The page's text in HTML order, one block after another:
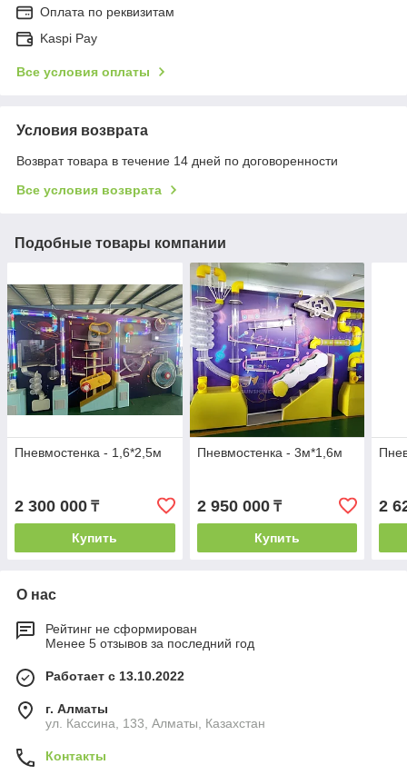
Оплата по реквизитам
Kaspi Pay
Все условия оплаты
Условия возврата
Возврат товара в течение 14 дней по договоренности
Все условия возврата
Подобные товары компании
Пневмостенка - 1,6*2,5м
2 300 000 ₸
Купить
Пневмостенка - 3м*1,6м
2 950 000₸
Купить
2
О нас
Рейтинг не сформирован
Менее 5 отзывов за последний год
Работает с 13.10.2022
г. Алматы
ул. Кассина, 133, Алматы, Казахстан
Контакты